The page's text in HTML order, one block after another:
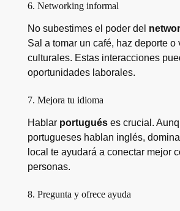
6. Networking informal
No subestimes el poder del
Sal a tomar un café, haz deporte o
culturales. Estas interacciones
oportunidades laborales.
7. Mejora tu idioma
Hablar portuguéses crucial.
portugueses hablan inglés,
local te ayudará a conectar mejor
personas.
8. Pregunta y ofrece ayuda